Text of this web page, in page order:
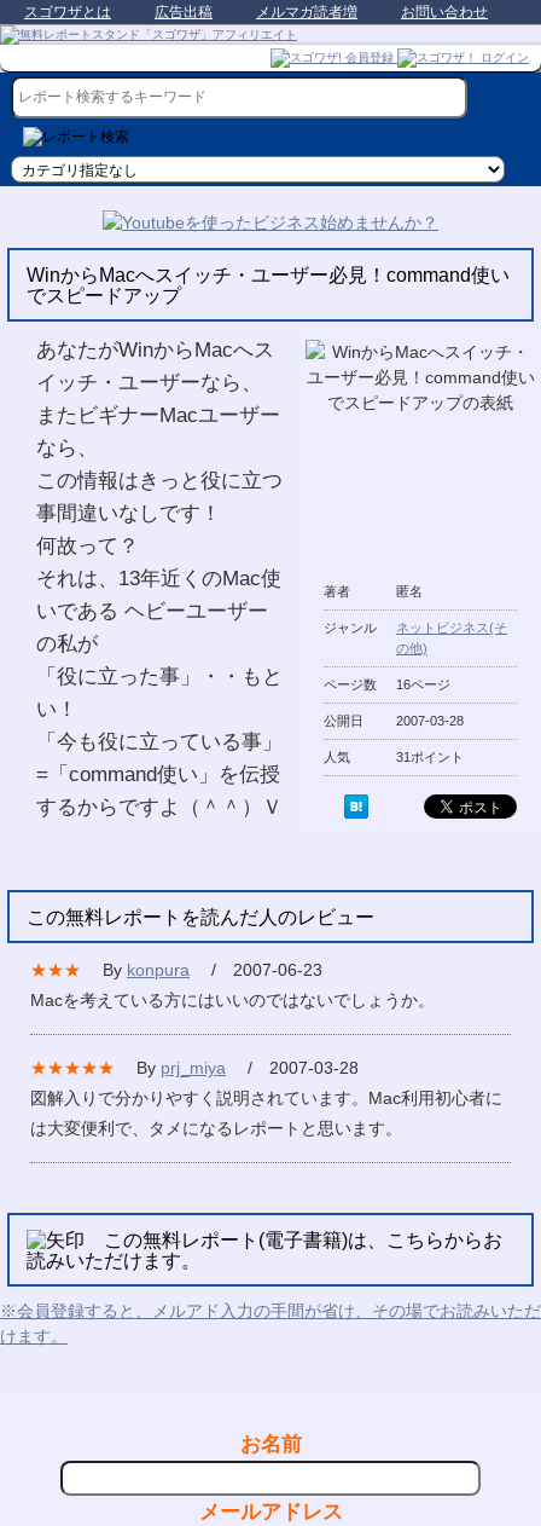
スゴワザとは 広告出稿 メルマガ読者増 お問い合わせ
WinからMacへスイッチ・ユーザー必見！command使い
でスピードアップ
著者 匿名
ジャンル
ネットビジネス(そ
の他)
ページ数 16ページ
公開日 2007-03-28
人気 31ポイント
あなたがWinからMacへス
イッチ・ユーザーなら、
またビギナーMacユーザー
なら、
この情報はきっと役に立つ
事間違いなしです！
何故って？
それは、13年近くのMac使
いである ヘビーユーザー
の私が
「役に立った事」・・もと
い！
「今も役に立っている事」
=「command使い」を伝授
するからですよ（＾＾）Ｖ
この無料レポートを読んだ人のレビュー
★★★ By konpura
/ 2007-06-23
Macを考えている方にはいいのではないでしょうか。
★★★★★ By prj_miya
/ 2007-03-28
図解入りで分かりやすく説明されています。Mac利用初心者に
は大変便利で、タメになるレポートと思います。
この無料レポート(電子書籍)は、こちらからお
読みいただけます。
※会員登録すると、メルアド入力の手間が省け、その場でお読みいただ
けます。
お名前
メールアドレス